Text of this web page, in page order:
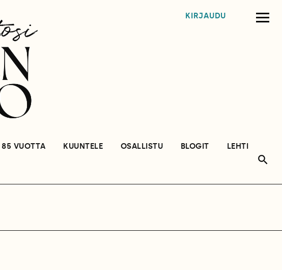
KIRJAUDU
85 VUOTTA KUUNTELE OSALLISTU BLOGIT
LEHTI